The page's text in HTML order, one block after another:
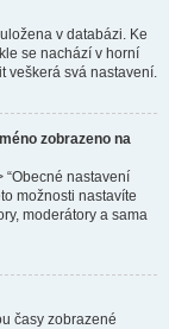
v databázi. Ke
se nachází v horní
veškerá svá nastavení.
zobrazeno na
“Obecné nastavení
možnosti nastavíte
moderátory a sama
časy zobrazené